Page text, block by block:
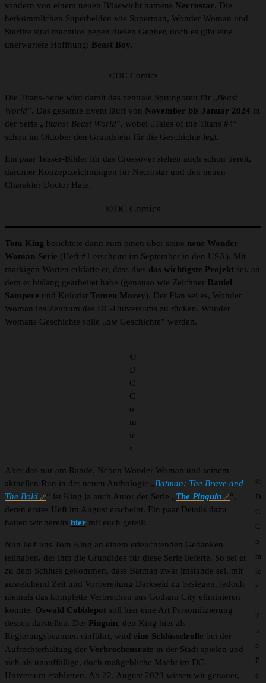
sondern von einem neuen Bösewicht namens Necrostar. Die
herkömmlichen Superhelden wie Superman, Wonder Woman und
Starfire sind machtlos gegen diesen Gegner, doch es gibt eine
unerwartete Hoffnung: Beast Boy.
©DC Comics
Die Titans-Serie wird damit das zentrale Sprungbrett für „ Beast
World”. Das gesamte Event läuft von November bis Januar 2024 in
der Serie „Titans: Beast World”, wobei „Tales of the Titans #4“
schon im Oktober den Grundstein für die Geschichte legt.
Ein paar Teaser-Bilder für das Crossover stehen auch schon bereit,
darunter Konzeptzeichnungen für Necrostar und den neuen
Charakter Doctor Hate.
©DC Comics
Tom King berichtete dann zum einen über seine neue Wonder
Woman-Serie (Heft #1 erscheint im September in den USA). Mit
markigen Worten erklärte er, dass dies das wichtigste Projekt sei, an
dem er bislang gearbeitet habe (genauso wie Zeichner Daniel
Sampere und Kolorist Tomeu Morey). Der Plan sei es, Wonder
Woman ins Zentrum des DC-Universums zu rücken. Wonder
Womans Geschichte solle „die Geschichte” werden.
©
D
C
C
o
m
ic
s
D
C
C
o
m
ic
s
T
h
e
P
e
Aber das nur am Rande. Neben Wonder Woman und seinem
aktuellen Run in der neuen Anthologie „Batman: The Brave and
The Bold
“ ist King ja auch Autor der Serie „The Pinguin
“,
deren erstes Heft im August erscheint. Ein paar Details dazu
hatten wir bereits hier mit euch geteilt.
Nun ließ uns Tom King an einem erleuchtenden Gedanken
teilhaben, der ihm die Grundidee für diese Serie lieferte. So sei er
zu dem Schluss gekommen, dass Batman zwar imstande sei, mit
ausreichend Zeit und Vorbereitung Darkseid zu besiegen, jedoch
niemals das komplette Verbrechen aus Gotham City eliminieren
könnte. Oswald Cobblepot soll hier eine Art Personifizierung
dessen darstellen. Der Pinguin, den King hier als
Regierungsbeamten einführt, wird eine Schlüsselrolle bei der
Aufrechterhaltung der Verbrechensrate in der Stadt spielen und
sich als unauffällige, doch maßgebliche Macht im DC-
Universum etablieren. Ab 22. August 2023 wissen wir genauer,